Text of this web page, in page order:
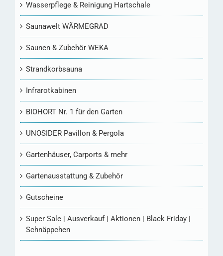
Wasserpflege & Reinigung Hartschale
Saunawelt WÄRMEGRAD
Saunen & Zubehör WEKA
Strandkorbsauna
Infrarotkabinen
BIOHORT Nr. 1 für den Garten
UNOSIDER Pavillon & Pergola
Gartenhäuser, Carports & mehr
Gartenausstattung & Zubehör
Gutscheine
Super Sale | Ausverkauf | Aktionen | Black Friday |
Schnäppchen